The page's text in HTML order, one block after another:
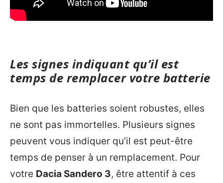
Les signes indiquant qu’il est
temps de remplacer votre batterie
Bien que les batteries soient robustes, elles
ne sont pas immortelles. Plusieurs signes
peuvent vous indiquer qu’il est peut-être
temps de penser à un remplacement. Pour
votre Dacia Sandero 3, être attentif à ces